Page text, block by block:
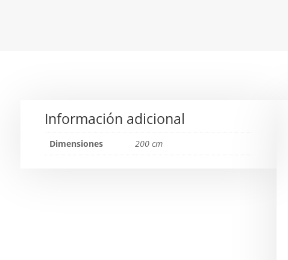
Información adicional
Dimensiones 200 cm